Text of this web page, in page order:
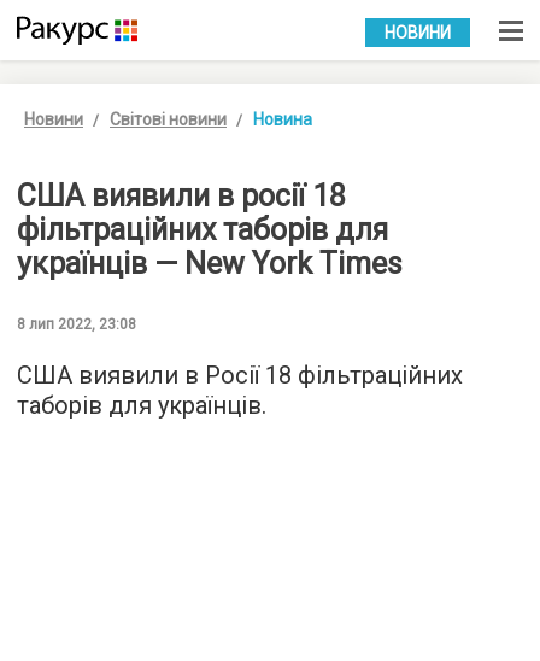
УКР РУС
НОВИНИ
Новини Світові новини Новина
США виявили в росії 18
фільтраційних таборів для
українців — New York Times
8 лип 2022, 23:08
США виявили в Росії 18 фільтраційних
таборів для українців.